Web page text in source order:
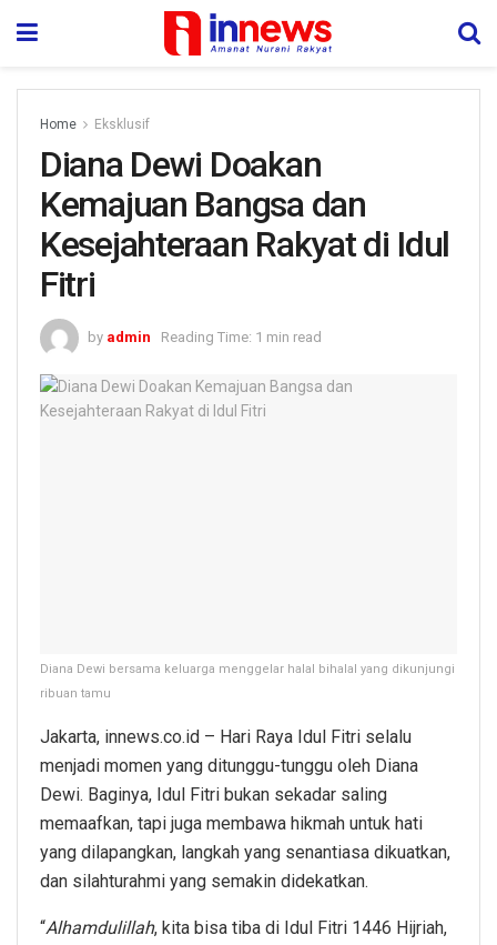
Home Eksklusif
Diana Dewi Doakan
Kemajuan Bangsa dan
Kesejahteraan Rakyat di Idul
Fitri
by admin Reading Time: 1 min read
Diana Dewi bersama keluarga menggelar halal bihalal yang dikunjungi
ribuan tamu
Jakarta, innews.co.id – Hari Raya Idul Fitri selalu
menjadi momen yang ditunggu-tunggu oleh Diana
Dewi. Baginya, Idul Fitri bukan sekadar saling
memaafkan, tapi juga membawa hikmah untuk hati
yang dilapangkan, langkah yang senantiasa dikuatkan,
dan silahturahmi yang semakin didekatkan.
“Alhamdulillah, kita bisa tiba di Idul Fitri 1446 Hijriah,